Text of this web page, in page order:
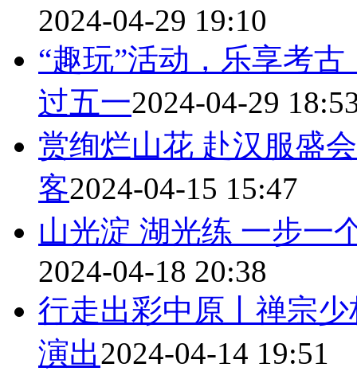
2024-04-29 19:10
“趣玩”活动，乐享考
过五一2024-04-29
赏绚烂山花 赴汉服盛
客2024-04-15 15:47
山光淀 湖光练 一步一
2024-04-18 20:38
行走出彩中原丨禅宗
演出2024-04-14 19:51